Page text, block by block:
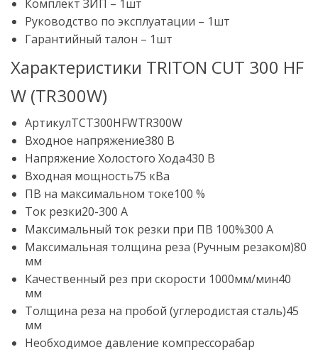
Комплект ЗИП – 1шт
Руководство по эксплуатации – 1шт
Гарантийный талон – 1шт
Характеристики TRITON CUT 300 HF
W (TR300W)
АртикулTCT300HFWTR300W
Входное напряжение380 B
Напряжение Холостого Хода430 В
Входная мощность75 кВа
ПВ на максимальном токе100 %
Ток резки20-300 А
Максимальный ток резки при ПВ 100%300 А
Максимальная толщина реза (Ручным резаком)80
мм
Качественный рез при скорости 1000мм/мин40
мм
Толщина реза на пробой (углеродистая сталь)45
мм
Необходимое давление компрессорабар